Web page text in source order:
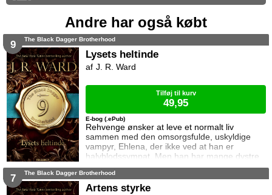
Andre har også købt
9 The Black Dagger Brotherhood
Lysets heltinde
Rehvenge ønsker at leve et normalt liv
sammen med den omsorgsfulde, uskyldige
vampyr, Ehlena, der ikke ved at han er
halvblodssympat. Men han har mange dystre
hemmeligheder, der alle trænger sig på da en
hævngerrig person truer med at afsløre hans
identitet. Nu er han i fare for at blive sendt til
E-bog (.ePub)
J. R. Ward
Tilføj til kurv
49,95
7 The Black Dagger Brotherhood
Artens styrke